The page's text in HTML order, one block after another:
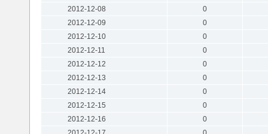
2012-12-08
0
2012-12-09
0
2012-12-10
0
2012-12-11
0
2012-12-12
0
2012-12-13
0
2012-12-14
0
2012-12-15
0
2012-12-16
0